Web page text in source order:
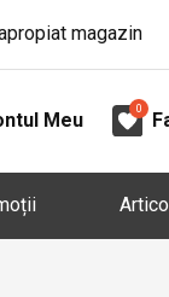
magazin
Meu
0